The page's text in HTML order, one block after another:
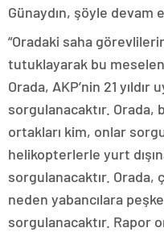
Günaydın, şöyle devam
“Oradaki saha
tutuklayarak bu
Orada, AKP’nin 21 yıldır
sorgulanacaktır. Orada,
ortakları kim, onlar
helikopterlerle yurt
sorgulanacaktır. Orada,
neden yabancılara
sorgulanacaktır. Rapor